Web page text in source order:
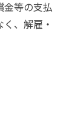
金等の支払
、解雇・